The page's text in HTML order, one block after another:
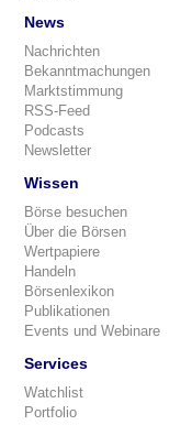
News
Nachrichten
Bekanntmachungen
Marktstimmung
RSS-Feed
Podcasts
Newsletter
Wissen
Börse besuchen
Über die Börsen
Wertpapiere
Handeln
Börsenlexikon
Publikationen
Events und Webinare
Services
Watchlist
Portfolio